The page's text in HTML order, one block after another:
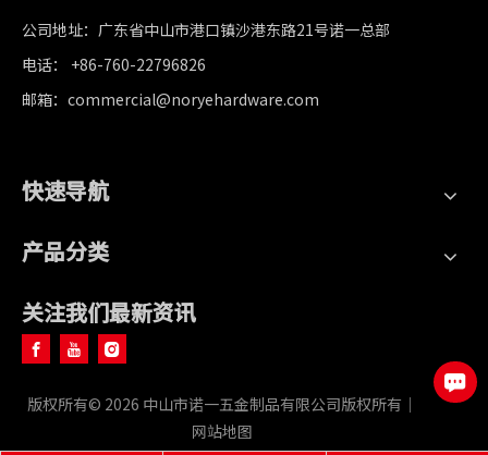
公司地址：广东省中山市港口镇沙港东路21号诺一总部
电话： +86-760-22796826
邮箱：commercial@noryehardware.com
快速导航
产品分类
关注我们最新资讯
版权所有© 2026 中山市诺一五金制品有限公司版权所有｜
网站地图